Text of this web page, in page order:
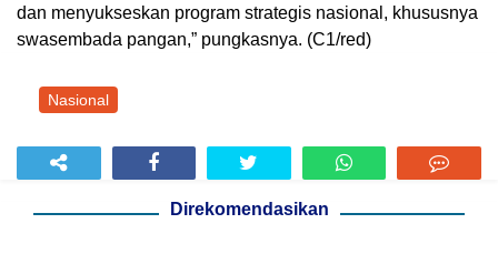
dan menyukseskan program strategis nasional, khususnya
swasembada pangan,” pungkasnya. (C1/red)
Nasional
Direkomendasikan